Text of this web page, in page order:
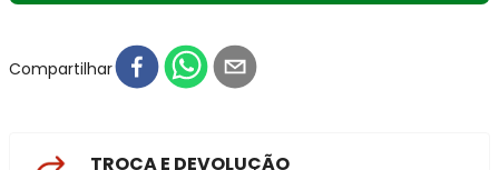
Compartilhar
TROCA E DEVOLUÇÃO